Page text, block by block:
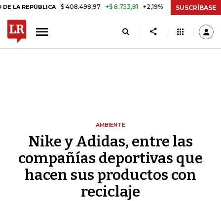
$ 408.498,97 +$ 8.753,81 +2,19% TASA DE USURA
SUSCRÍBASE
AMBIENTE
Nike y Adidas, entre las
compañías deportivas que
hacen sus productos con
reciclaje